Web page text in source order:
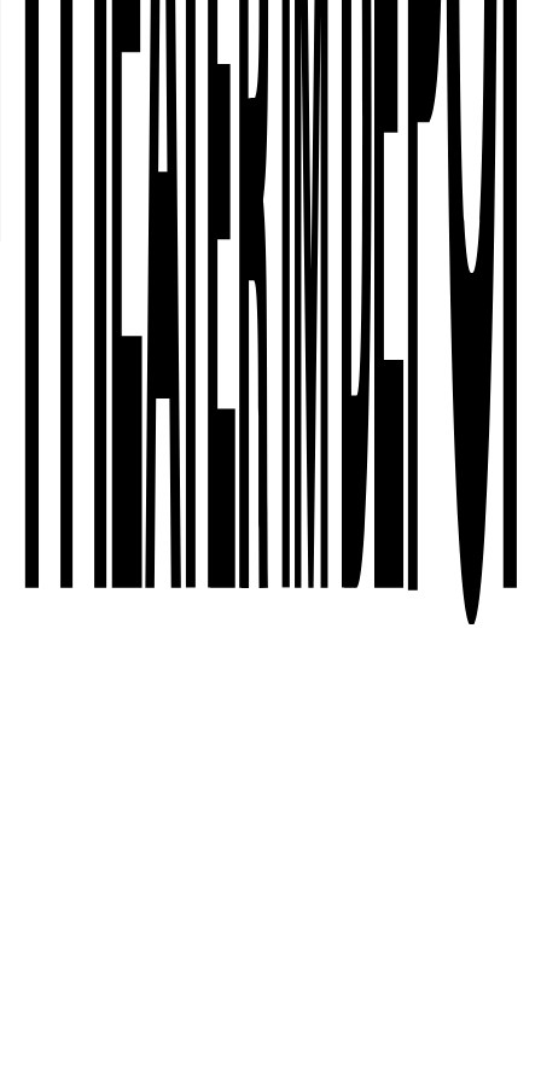
fortlaufende Programmreihe und
Arbeitsgruppen zur kolonialen
Geschichte des Fredenbaumparks